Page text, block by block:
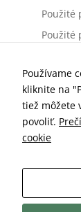
Použité
Použité
Použité
Použité
Kľučky
Používame
kliknite na
tiež môžete
povoliť.
cookie